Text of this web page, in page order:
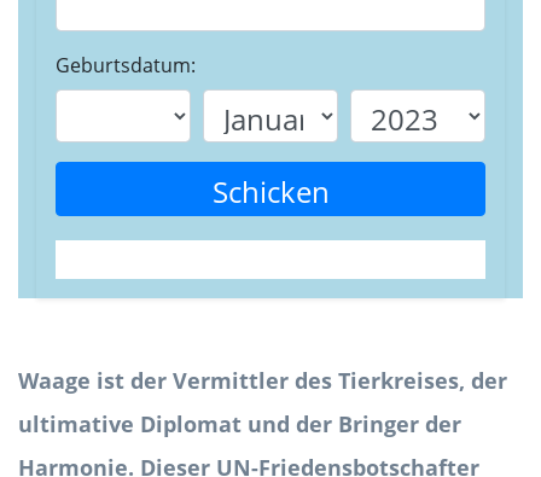
Geburtsdatum:
Schicken
Waage ist der Vermittler des Tierkreises, der
ultimative Diplomat und der Bringer der
Harmonie. Dieser UN-Friedensbotschafter